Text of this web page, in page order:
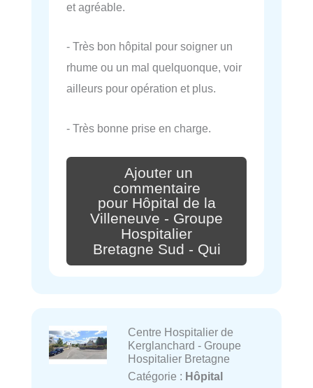
et agréable.
- Très bon hôpital pour soigner un
rhume ou un mal quelquonque, voir
ailleurs pour opération et plus.
- Très bonne prise en charge.
Ajouter un
commentaire
pour Hôpital de la
Villeneuve - Groupe
Hospitalier
Bretagne Sud - Qui
Centre Hospitalier de
Kerglanchard - Groupe
Hospitalier Bretagne
Catégorie : Hôpital